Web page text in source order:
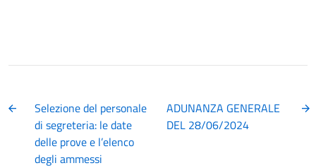
Selezione del personale
di segreteria: le date
delle prove e l’elenco
degli ammessi
ADUNANZA GENERALE
DEL 28/06/2024